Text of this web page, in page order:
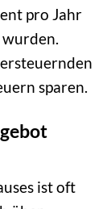
pro Jahr
sparen.
ist oft